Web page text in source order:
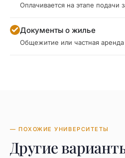
Оплачивается на этапе подачи
Документы о жилье
Общежитие или частная
— ПОХОЖИЕ УНИВЕРСИТЕТЫ
Другие